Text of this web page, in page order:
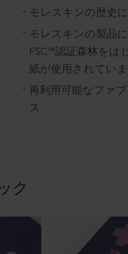
モレスキンの歴史
モレスキンの製品
FSC™認証森林をは
紙が使用されていま
再利用可能なファ
ス
ク